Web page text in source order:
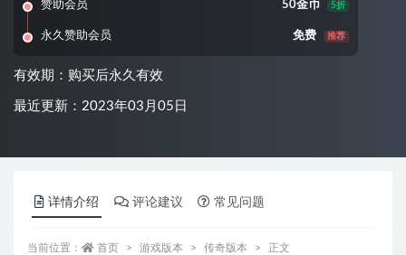
赞助会员 50金币 5折
永久赞助会员 免费 推荐
有效期：购买后永久有效
最近更新：2023年03月05日
详情介绍 评论建议 常见问题
当前位置： 首页 游戏版本 传奇版本 正文